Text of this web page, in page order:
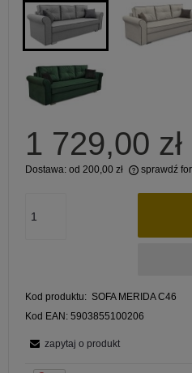
1 729,00 zł
Dostawa: od 200,00 zł sprawdź
Kod produktu: SOFA MERIDA C46
Kod EAN: 5903855100206
zapytaj o produkt